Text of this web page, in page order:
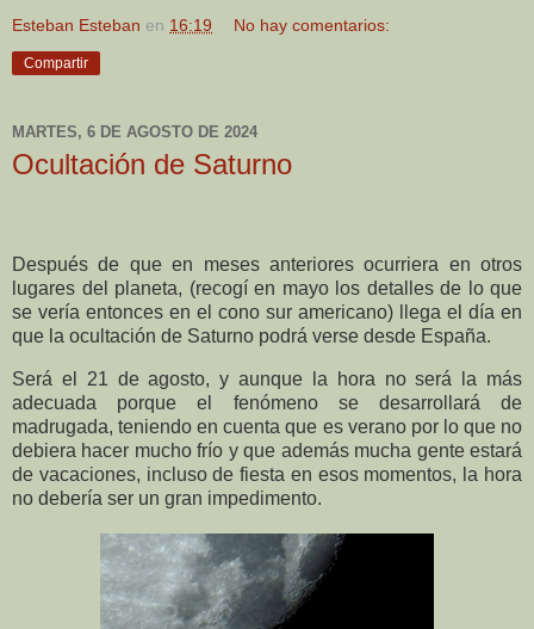
Esteban Esteban en 16:19 No hay comentarios:
Compartir
MARTES, 6 DE AGOSTO DE 2024
Ocultación de Saturno
Después de que en meses anteriores ocurriera en otros
lugares del planeta, (recogí en mayo los detalles de lo que
se vería entonces en el cono sur americano) llega el día en
que la ocultación de Saturno podrá verse desde España.
Será el 21 de agosto, y aunque la hora no será la más
adecuada porque el fenómeno se desarrollará de
madrugada, teniendo en cuenta que es verano por lo que no
debiera hacer mucho frío y que además mucha gente estará
de vacaciones, incluso de fiesta en esos momentos, la hora
no debería ser un gran impedimento.